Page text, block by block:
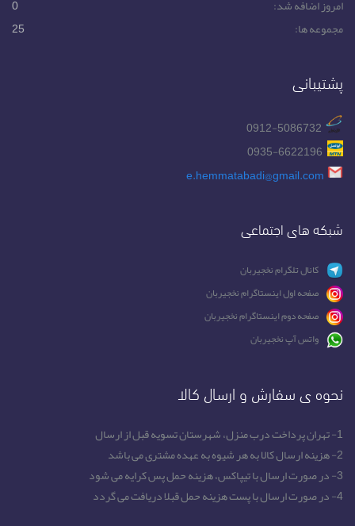
امروز اضافه شد:
0
مجموعه ها:
25
پشتیبانی
e.hemmatabadi@gmail.com
شبکه های اجتماعی
کانال تلگرام نخجیربان
صفحه اول اینستاگرام نخجیربان
صفحه دوم اینستاگرام نخجیربان
واتس آپ نخجیربان
نحوه ی سفارش و ارسال کالا
1- تهران پرداخت درب منزل، شهرستان تسویه قبل از ارسال
2- هزینه ارسال کالا به هر شیوه به عهده مشتری می باشد
3- در صورت ارسال با تیپاکس، هزینه حمل پس کرایه می شود
4- در صورت ارسال با پست هزینه حمل قبلا دریافت می گردد